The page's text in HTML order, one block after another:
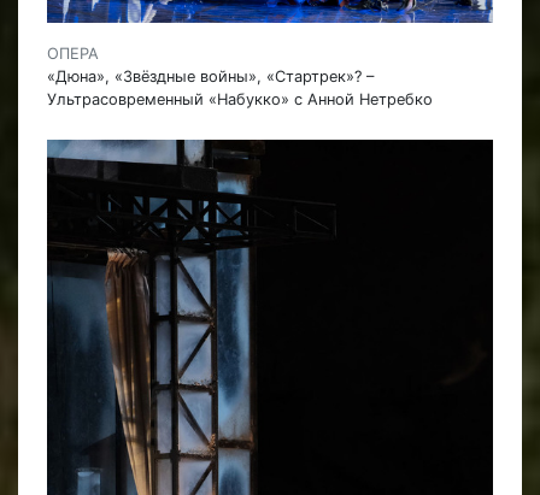
ОПЕРА
«Дюна», «Звёздные войны», «Стартрек»? –
Ультрасовременный «Набукко» с Анной Нетребко